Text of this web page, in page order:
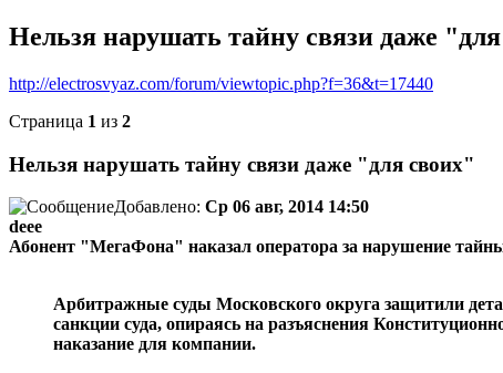
Нельзя нарушать тайну связи даже
http://electrosvyaz.com/forum/viewtopic.php?f=36&t=17440
Страница 1 из 2
Нельзя нарушать тайну связи даже "для своих"
Добавлено: Ср 06 авг, 2014 14:50
deee
Абонент "МегаФона" наказал оператора за нарушение
Арбитражные суды Московского округа защитили
санкции суда, опираясь на разъяснения
наказание для компании.